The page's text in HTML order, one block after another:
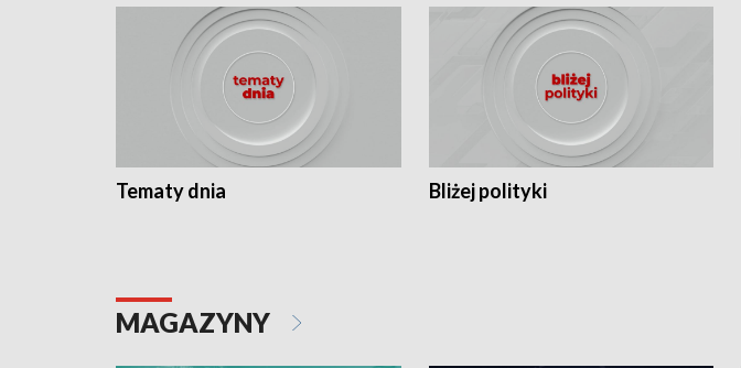
Tematy dnia Bliżej polityki
MAGAZYNY